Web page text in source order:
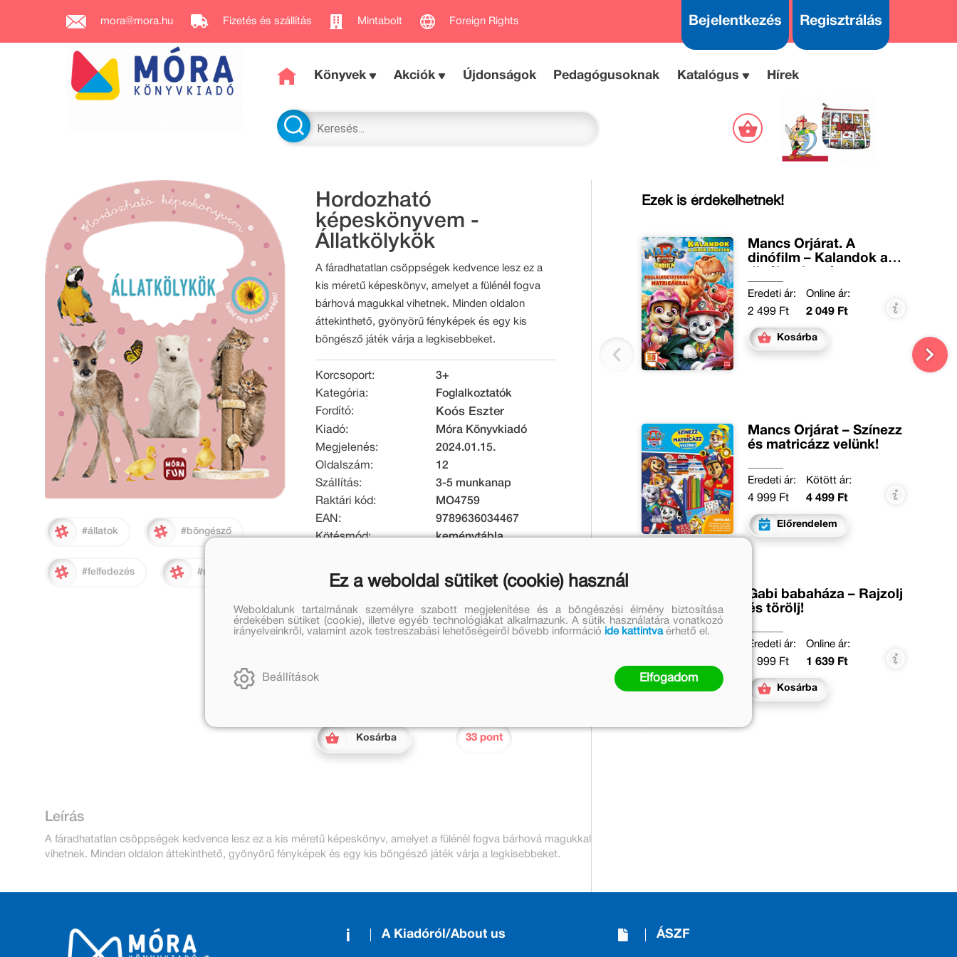
mora@mora.hu Fizetés és szállítás Mintabolt Foreign Rights Bejelentkezés Regisztrálás
Könyvek Akciók Újdonságok Pedagógusoknak Katalógus Hírek
#állatok #böngésző
#felfedezés #sárga virág
Hordozható
képeskönyvem -
Állatkölykök
A fáradhatatlan csöppségek kedvence lesz ez a
kis méretű képeskönyv, amelyet a fülénél fogva
bárhová magukkal vihetnek. Minden oldalon
áttekinthető, gyönyörű fényképek és egy kis
böngésző játék várja a legkisebbeket.
Korcsoport:
3+
Kategória:
Foglalkoztatók
Fordító:
Koós Eszter
Kiadó:
Móra Könyvkiadó
Megjelenés:
2024.01.15.
Oldalszám:
12
Szállítás:
3-5 munkanap
Raktári kód:
MO4759
EAN:
9789636034467
Kötésmód:
keménytábla
Tömeg [g]:
125
Eredeti ár:
1 999 Ft
Online ár:
1 639 Ft
Kosárba 33 pont
Leírás
A fáradhatatlan csöppségek kedvence lesz ez a kis méretű képeskönyv, amelyet a fülénél fogva bárhová magukkal
vihetnek. Minden oldalon áttekinthető, gyönyörű fényképek és egy kis böngésző játék várja a legkisebbeket.
Ezek is érdekelhetnek!
Mancs Őrjárat. A
dinófilm – Kalandok a
Eredeti ár:
2 499 Ft
Online ár:
2 049 Ft
Kosárba
Mancs Őrjárat – Színezz
és matricázz velünk!
Eredeti ár:
4 999 Ft
Kötött ár:
4 499 Ft
Előrendelem
Gabi babaháza – Rajzolj
és törölj!
Eredeti ár:
1 999 Ft
Online ár:
1 639 Ft
Kosárba
A Kiadóról/About us ÁSZF
Ez a weboldal sütiket (cookie) használ
Weboldalunk tartalmának személyre szabott megjelenítése és a böngészési élmény biztosítása
érdekében sütiket (cookie), illetve egyéb technológiákat alkalmazunk. A sütik használatára vonatkozó
irányelveinkről, valamint azok testreszabási lehetőségeiről bővebb információ ide kattintvaérhető el.
Beállítások Elfogadom